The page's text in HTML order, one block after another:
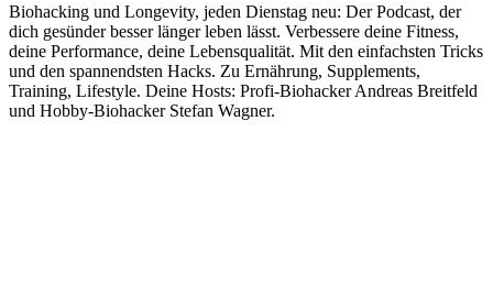
Biohacking und Longevity, jeden Dienstag neu: Der Podcast, der
dich gesünder besser länger leben lässt. Verbessere deine Fitness,
deine Performance, deine Lebensqualität. Mit den einfachsten Tricks
und den spannendsten Hacks. Zu Ernährung, Supplements,
Training, Lifestyle. Deine Hosts: Profi-Biohacker Andreas Breitfeld
und Hobby-Biohacker Stefan Wagner.